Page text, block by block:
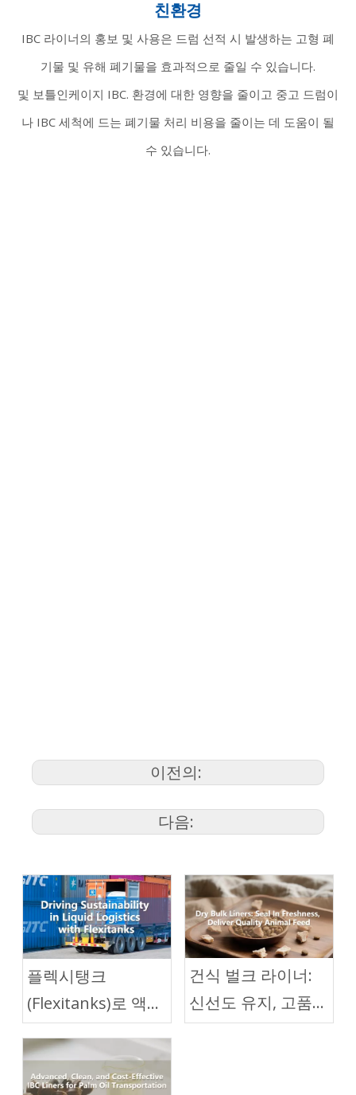
친환경
IBC 라이너의 홍보 및 사용은 드럼 선적 시 발생하는 고형 폐
기물 및 유해 폐기물을 효과적으로 줄일 수 있습니다.
및 보틀인케이지 IBC. 환경에 대한 영향을 줄이고 중고 드럼이
나 IBC 세척에 드는 폐기물 처리 비용을 줄이는 데 도움이 될
수 있습니다.
이전의:
다음:
플렉시탱크
(Flexitanks)로 액체
물류의 지속 가능성
추진
건식 벌크 라이너:
신선도 유지, 고품질
동물 사료 제공